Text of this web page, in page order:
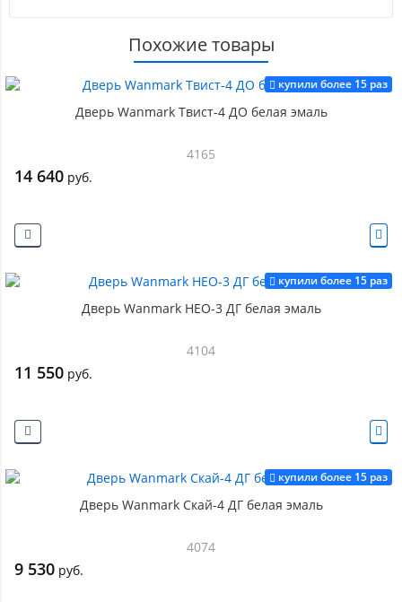
Похожие товары
купили более 15 раз
Дверь Wanmark Твист-4 ДО белая эмаль
4165
14 640 руб.
купили более 15 раз
Дверь Wanmark НЕО-3 ДГ белая эмаль
4104
11 550 руб.
купили более 15 раз
Дверь Wanmark Скай-4 ДГ белая эмаль
4074
9 530 руб.